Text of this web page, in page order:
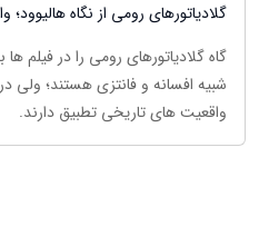
گلادیاتورهای رومی از نگاه هالیوود؛
گاه گلادیاتورهای رومی را در فیلم
شبیه افسانه و فانتزی هستند؛ ولی
واقعیت های تاریخی تطبیق دارند.